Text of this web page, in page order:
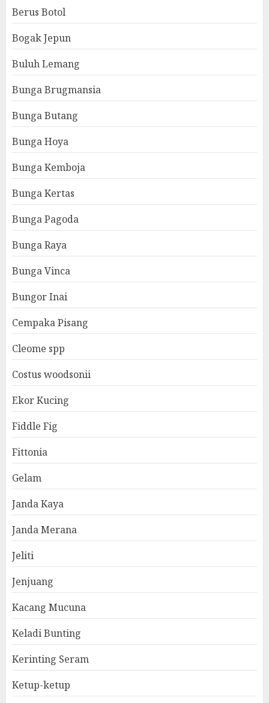
Berus Botol
Bogak Jepun
Buluh Lemang
Bunga Brugmansia
Bunga Butang
Bunga Hoya
Bunga Kemboja
Bunga Kertas
Bunga Pagoda
Bunga Raya
Bunga Vinca
Bungor Inai
Cempaka Pisang
Cleome spp
Costus woodsonii
Ekor Kucing
Fiddle Fig
Fittonia
Gelam
Janda Kaya
Janda Merana
Jeliti
Jenjuang
Kacang Mucuna
Keladi Bunting
Kerinting Seram
Ketup-ketup